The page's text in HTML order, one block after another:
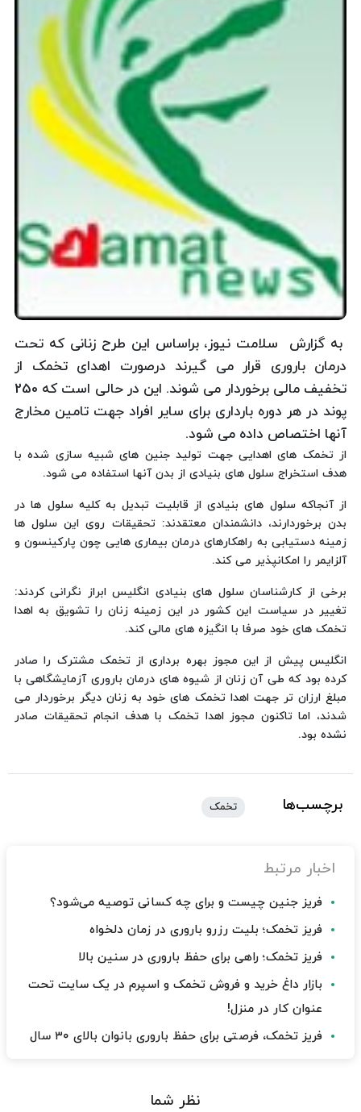
به گزارش سلامت نیوز، براساس این طرح زنانی که تحت
درمان باروری قرار می گیرند درصورت اهدای تخمک از
تخفیف مالی برخوردار می شوند. این در حالی است که 250
پوند در هر دوره بارداری برای سایر افراد جهت تامین مخارج
آنها اختصاص داده می شود.
از تخمک های اهدایی جهت تولید جنین های شبیه سازی شده با
هدف استخراج سلول های بنیادی از بدن آنها استفاده می شود.
از آنجاکه سلول های بنیادی از قابلیت تبدیل به کلیه سلول ها در
بدن برخوردارند، دانشمندان معتقدند: تحقیقات روی این سلول ها
زمینه دستیابی به راهکارهای درمان بیماری هایی چون پارکینسون و
آلزایمر را امکانپذیر می کند.
برخی از کارشناسان سلول های بنیادی انگلیس ابراز نگرانی کردند:
تغییر در سیاست این کشور در این زمینه زنان را تشویق به اهدا
تخمک های خود صرفا با انگیزه های مالی کند.
انگلیس پیش از این مجوز بهره برداری از تخمک مشترک را صادر
کرده بود که طی آن زنان از شیوه های درمان باروری آزمایشگاهی با
مبلغ ارزان تر جهت اهدا تخمک های خود به زنان دیگر برخوردار می
شدند، اما تاکنون مجوز اهدا تخمک با هدف انجام تحقیقات صادر
نشده بود.
برچسب‌ها تخمک
اخبار مرتبط
فریز جنین چیست و برای چه کسانی توصیه می‌شود؟
فریز تخمک؛ بلیت رزرو باروری در زمان دلخواه
فریز تخمک؛ راهی برای حفظ باروری در سنین بالا
بازار داغ خرید و فروش تخمک و اسپرم در یک سایت تحت
عنوان کار در منزل!
فریز تخمک، فرصتی برای حفظ باروری بانوان بالای ۳۰ سال
نظر شما